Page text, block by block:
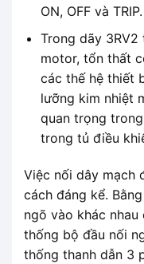
ON, OFF và TRIP.
Trong dãy
motor, tổn thất
các thế hệ thiết
lưỡng kim nhiệt
quan trọng
trong tủ điều
Việc nối dây mạch
cách đáng kể.
ngõ vào khác
thống bộ đầu nối
thống thanh dẫn 3